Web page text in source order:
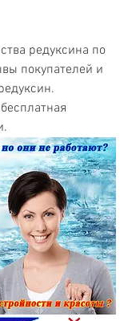
редуксина по
покупателей и